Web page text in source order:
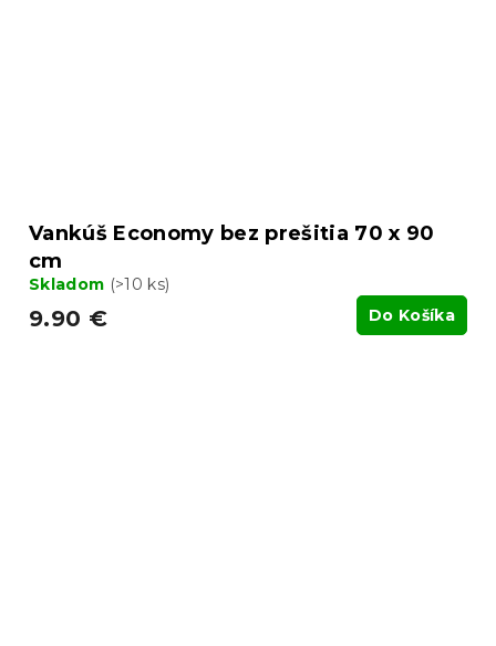
Vankúš Economy bez prešitia 70 x 90
cm
Skladom (>10 ks)
9.90 € Do Košíka